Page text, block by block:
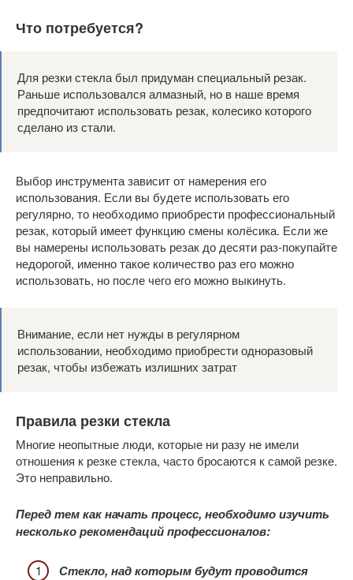
Что потребуется?
Для резки стекла был придуман специальный резак.
Раньше использовался алмазный, но в наше время
предпочитают использовать резак, колесико которого
сделано из стали.
Выбор инструмента зависит от намерения его
использования. Если вы будете использовать его
регулярно, то необходимо приобрести профессиональный
резак, который имеет функцию смены колёсика. Если же
вы намерены использовать резак до десяти раз-покупайте
недорогой, именно такое количество раз его можно
использовать, но после чего его можно выкинуть.
Внимание, если нет нужды в регулярном
использовании, необходимо приобрести одноразовый
резак, чтобы избежать излишних затрат
Правила резки стекла
Многие неопытные люди, которые ни разу не имели
отношения к резке стекла, часто бросаются к самой резке.
Это неправильно.
Перед тем как начать процесс, необходимо изучить
несколько рекомендаций профессионалов:
Стекло, над которым будут проводится